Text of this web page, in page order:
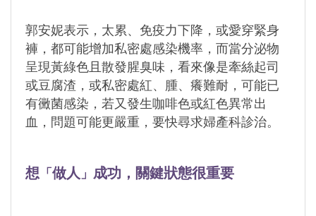
郭安妮表示，太累、免疫力下降，或愛穿緊身
褲，都可能增加私密處感染機率，而當分泌物
呈現黃綠色且散發腥臭味， 看來像是牽絲起司
或豆腐渣，或私密處紅、腫、癢難耐，可能已
有黴菌感染，若又發生咖啡色或紅色異常出
血， 問題可能更嚴重，要快尋求婦產科診治。
想 「 做人 」 成功，關鍵狀態很重要